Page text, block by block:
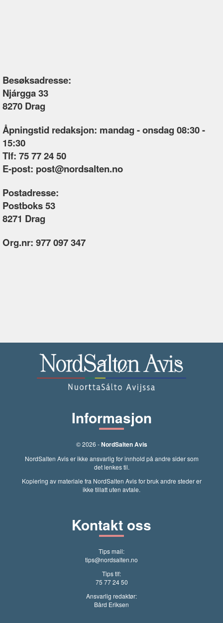
Besøksadresse:
Njárgga 33
8270 Drag
Åpningstid redaksjon: mandag - onsdag 08:30 -
15:30
Tlf: 75 77 24 50
E-post: post@nordsalten.no
Postadresse:
Postboks 53
8271 Drag
Org.nr: 977 097 347
Informasjon
© 2026 -NordSalten Avis
NordSalten Avis er ikke ansvarlig for innhold på andre sider som
det lenkes til.
Kopiering av materiale fra NordSalten Avis for bruk andre steder er
ikke tillatt uten avtale.
Kontakt oss
Tips mail:
tips@nordsalten.no
Tips tlf:
75 77 24 50
Ansvarlig redaktør:
Bård Eriksen